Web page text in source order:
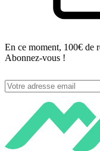
En ce moment, 100€ de
Abonnez-vous !